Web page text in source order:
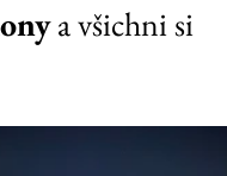
a všichni si